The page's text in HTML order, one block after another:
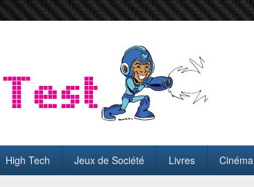
High Tech Jeux de Société Livres Cinéma